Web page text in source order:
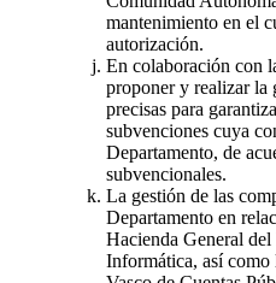
mantenimiento en el
autorización.
En colaboración con
proponer y realizar la
precisas para
subvenciones cuya
Departamento, de
subvencionales.
La gestión de las
Departamento en
Hacienda General
Informática, así como